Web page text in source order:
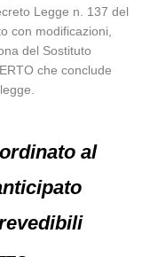
Legge n. 137 del
con modificazioni,
del Sostituto
che conclude
al